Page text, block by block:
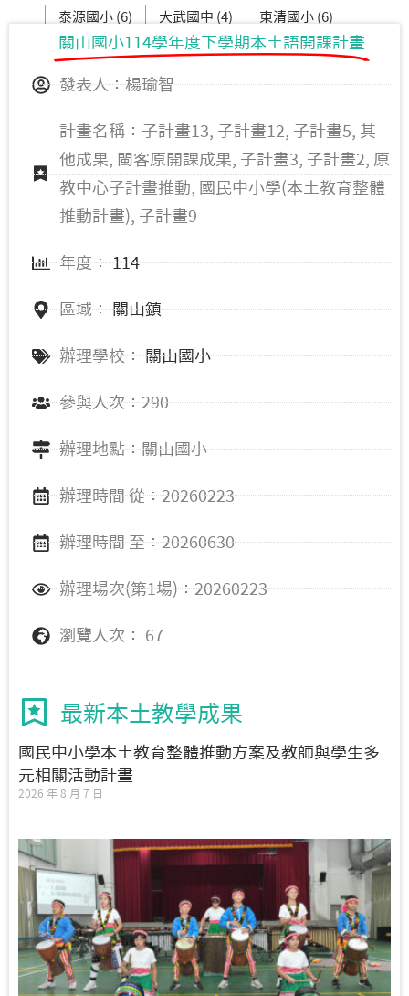
泰源國小 (6) 大武國中 (4) 東清國小 (6)
都蘭國中 (10) 大鳥國小 (6)
關山國小114學年度下學期本土語開課計畫
發表人：楊瑜智
計畫名稱：子計畫13, 子計畫12, 子計畫5, 其
他成果, 閩客原開課成果, 子計畫3, 子計畫2, 原
教中心子計畫推動, 國民中小學(本土教育整體
推動計畫), 子計畫9
年度： 114
區域： 關山鎮
辦理學校： 關山國小
參與人次：290
辦理地點：關山國小
辦理時間 從：20260223
辦理時間 至：20260630
辦理場次(第1場)：20260223
瀏覽人次： 67
最新本土教學成果
國民中小學本土教育整體推動方案及教師與學生多
元相關活動計畫
2026 年 8 月 7 日